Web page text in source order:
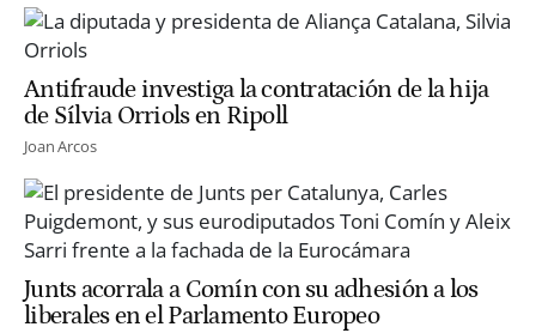
Antifraude investiga la contratación de la hija
de Sílvia Orriols en Ripoll
Joan Arcos
Junts acorrala a Comín con su adhesión a los
liberales en el Parlamento Europeo